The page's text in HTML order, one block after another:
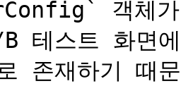
객체
테스트 화면
존재하기 때